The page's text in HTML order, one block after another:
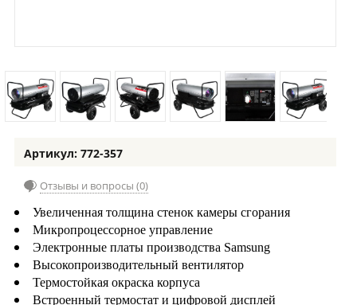
Артикул: 772-357
Отзывы и вопросы (0)
Увеличенная толщина стенок камеры сгорания
Микропроцессорное управление
Электронные платы производства Samsung
Высокопроизводительный вентилятор
Термостойкая окраска корпуса
Встроенный термостат и цифровой дисплей